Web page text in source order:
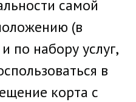
самой
(в
по набору услуг,
в
корта с